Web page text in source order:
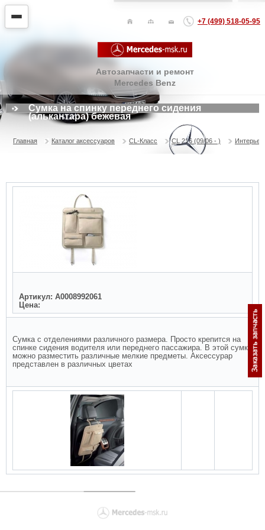
+7 (499) 518-05-95
Автозапчасти и ремонт
Mercedes Benz
Сумка на спинку переднего сидения
(алькантара) бежевая
Главная Каталог аксессуаров CL-Класс CL 216 (09/06 - ) Интерьер
Артикул: A0008992061
Цена:
Сумка с отделениями различного размера. Просто крепится на
спинке сидения водителя или переднего пассажира. В этой сумке
можно разместить различные мелкие предметы. Аксессурар
представлен в различных цветах